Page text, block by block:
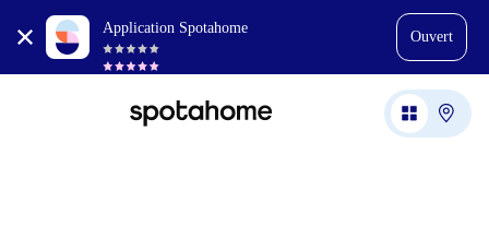
Application Spotahome
Ouvert